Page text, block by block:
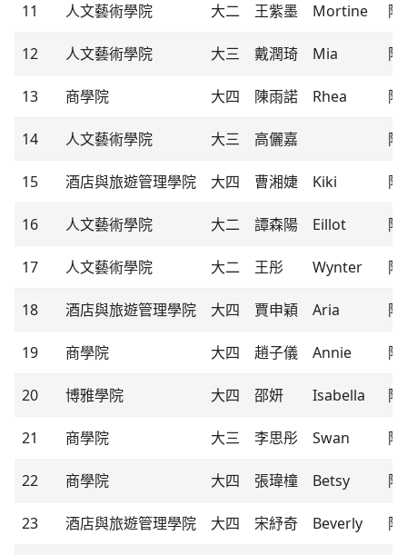
11 人文藝術學院 大二 王紫墨 Mortine 隊
12 人文藝術學院 大三 戴潤琦 Mia 隊
13 商學院 大四 陳雨諾 Rhea 隊
14 人文藝術學院 大三 高儷嘉 隊
15 酒店與旅遊管理學院 大四 曹湘婕 Kiki 隊
16 人文藝術學院 大二 譚森陽 Eillot 隊
17 人文藝術學院 大二 王彤 Wynter 隊
18 酒店與旅遊管理學院 大四 賈申穎 Aria 隊
19 商學院 大四 趙子儀 Annie 隊
20 博雅學院 大四 邵妍 Isabella 隊
21 商學院 大三 李思彤 Swan 隊
22 商學院 大四 張瑋橦 Betsy 隊
23 酒店與旅遊管理學院 大四 宋紓奇 Beverly 隊